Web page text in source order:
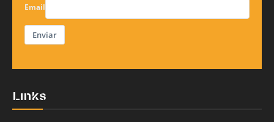
Email
Enviar
Links